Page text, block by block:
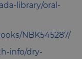
library/oral-
NBK545287/
info/dry-